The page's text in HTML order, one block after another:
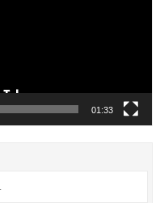
01:33